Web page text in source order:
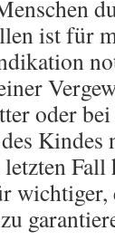
ist für
oder
Kindes
Fall